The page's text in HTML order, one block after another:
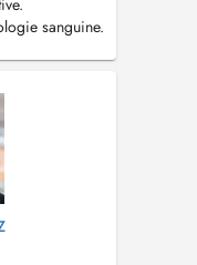
sanguine.